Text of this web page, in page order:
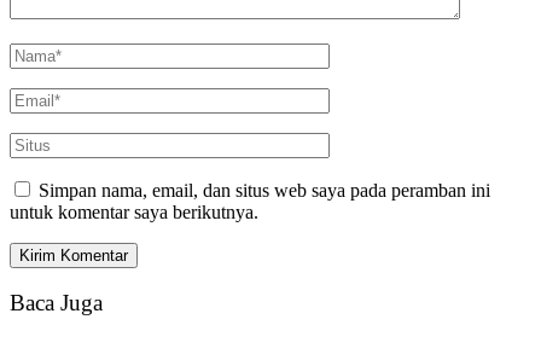
Simpan nama, email, dan situs web saya pada peramban ini
untuk komentar saya berikutnya.
Baca Juga